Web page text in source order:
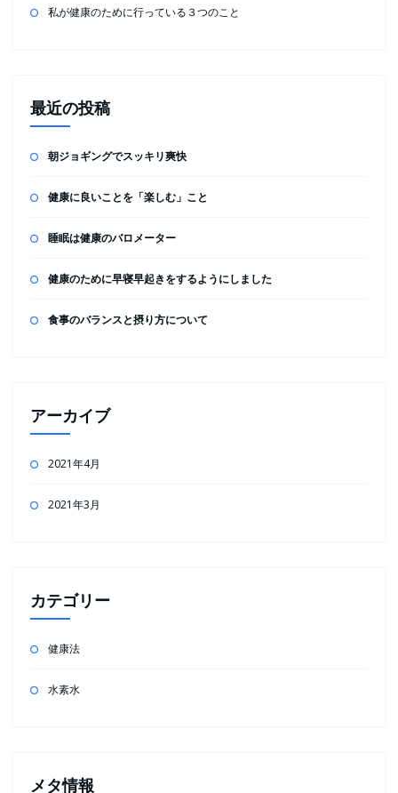
私が健康のために行っている３つのこと
最近の投稿
朝ジョギングでスッキリ爽快
健康に良いことを「楽しむ」こと
睡眠は健康のバロメーター
健康のために早寝早起きをするようにしました
食事のバランスと摂り方について
アーカイブ
2021年4月
2021年3月
カテゴリー
健康法
水素水
メタ情報